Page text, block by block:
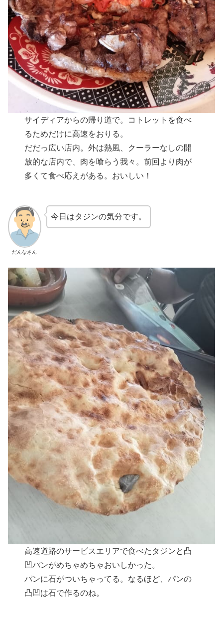
サイディアからの帰り道で。コトレットを食べ
るためだけに高速をおりる。
だだっ広い店内。外は熱風、クーラーなしの開
放的な店内で、肉を喰らう我々。前回より肉が
多くて食べ応えがある。おいしい！
だんなさん
今日はタジンの気分です。
高速道路のサービスエリアで食べたタジンと凸
凹パンがめちゃめちゃおいしかった。
パンに石がついちゃってる。なるほど、パンの
凸凹は石で作るのね。